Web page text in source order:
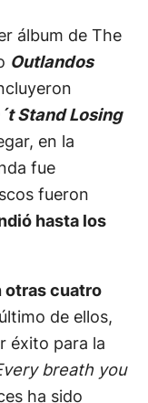
álbum de The
Outlandos
Stand Losing
en la
fue
fueron
hasta los
otras cuatro
de ellos,
éxito para la
breath you
ha sido